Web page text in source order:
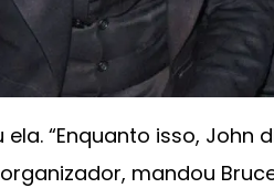
ela. “Enquanto isso,
mandou